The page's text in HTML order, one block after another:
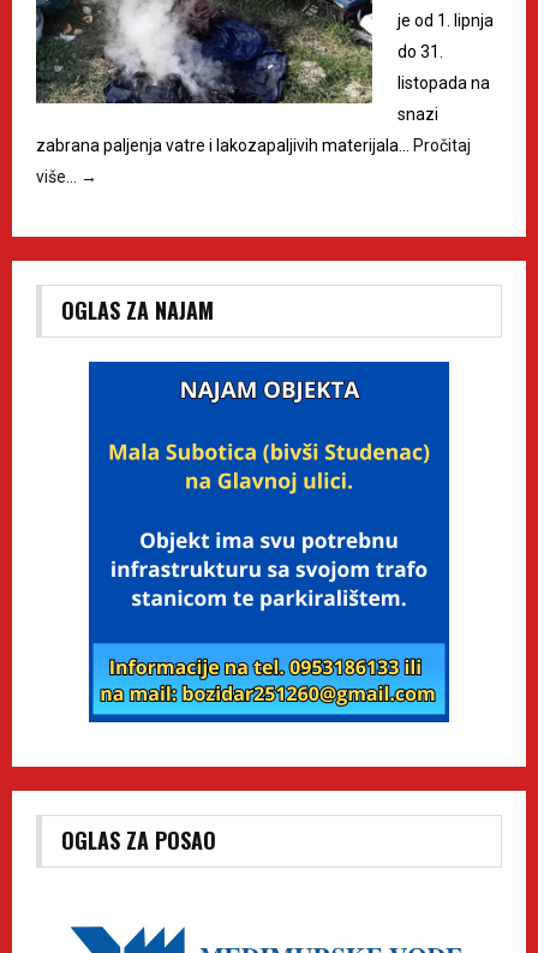
je od 1. lipnja
do 31.
listopada na
snazi
zabrana paljenja vatre i lakozapaljivih materijala…
Pročitaj
više…
→
OGLAS ZA NAJAM
OGLAS ZA POSAO